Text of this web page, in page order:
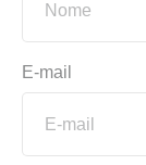
E-mail